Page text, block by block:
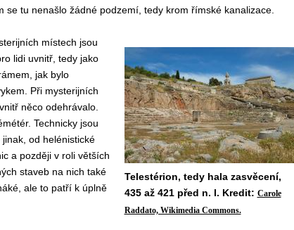
se tu nenašlo žádné podzemí, tedy krom římské kanalizace.
Telestérion, tedy hala zasvěcení,
435 až 421 před n. l. Kredit: Carole
Raddato, Wikimedia Commons.
místech jsou
lidi uvnitř, tedy jako
jak bylo
Při mysterijních
něco odehrávalo.
Technicky jsou
od helénistické
a později v roli větších
staveb na nich také
ale to patří k úplně